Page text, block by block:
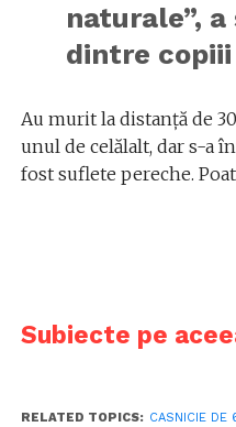
naturale”,
dintre
Au murit la distanță de
unul de celălalt, dar s-a
fost suflete pereche.
Subiecte pe
RELATED TOPICS: CASNICIE DE